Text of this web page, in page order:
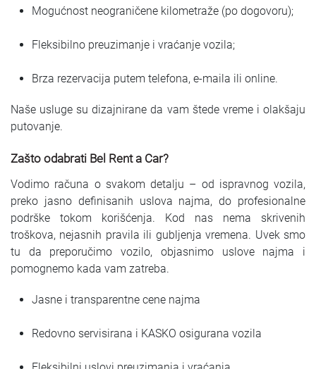
Mogućnost neograničene kilometraže (po dogovoru);
Fleksibilno preuzimanje i vraćanje vozila;
Brza rezervacija putem telefona, e-maila ili online.
Naše usluge su dizajnirane da vam štede vreme i olakšaju
putovanje.
Zašto odabrati Bel Rent a Car?
Vodimo računa o svakom detalju – od ispravnog vozila,
preko jasno definisanih uslova najma, do profesionalne
podrške tokom korišćenja. Kod nas nema skrivenih
troškova, nejasnih pravila ili gubljenja vremena. Uvek smo
tu da preporučimo vozilo, objasnimo uslove najma i
pomognemo kada vam zatreba.
Jasne i transparentne cene najma
Redovno servisirana i KASKO osigurana vozila